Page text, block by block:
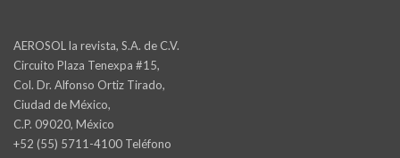
AEROSOL la revista, S.A. de C.V.
Circuito Plaza Tenexpa #15,
Col. Dr. Alfonso Ortiz Tirado,
Ciudad de México,
C.P. 09020, México
+52 (55) 5711-4100 Teléfono